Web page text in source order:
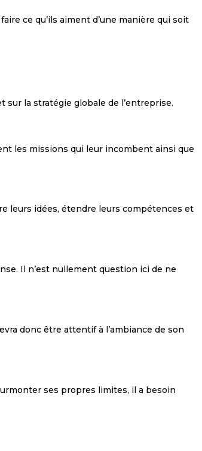
ce qu’ils aiment d’une manière qui soit
la stratégie globale de l’entreprise.
les missions qui leur incombent ainsi que
leurs idées, étendre leurs compétences et
Il n’est nullement question ici de ne
donc être attentif à l’ambiance de son
ses propres limites, il a besoin